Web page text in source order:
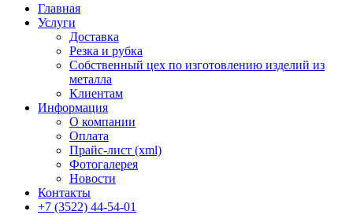
Главная
Услуги
Доставка
Резка и рубка
Собственный цех по изготовлению изделий из
металла
Клиентам
Информация
О компании
Оплата
Прайс-лист (xml)
Фотогалерея
Новости
Контакты
+7 (3522) 44-54-01